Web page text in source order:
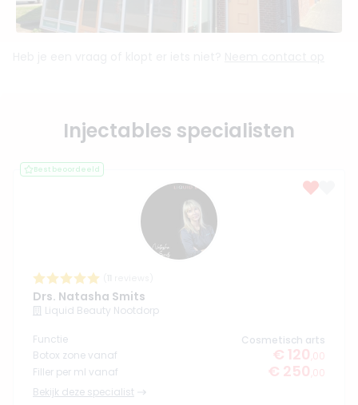
Injectables specialisten
Best beoordeeld
Drs. Natasha Smits
Liquid Beauty Nootdorp
Functie
Cosmetisch arts
Botox zone vanaf
€ 120 ,00
Filler per ml vanaf
€ 250 ,00
Bekijk deze specialist